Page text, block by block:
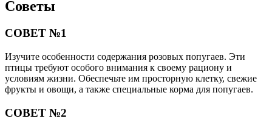
Советы
СОВЕТ №1
Изучите особенности содержания розовых попугаев. Эти
птицы требуют особого внимания к своему рациону и
условиям жизни. Обеспечьте им просторную клетку, свежие
фрукты и овощи, а также специальные корма для попугаев.
СОВЕТ №2